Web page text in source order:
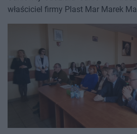
właściciel firmy Plast Mar Marek